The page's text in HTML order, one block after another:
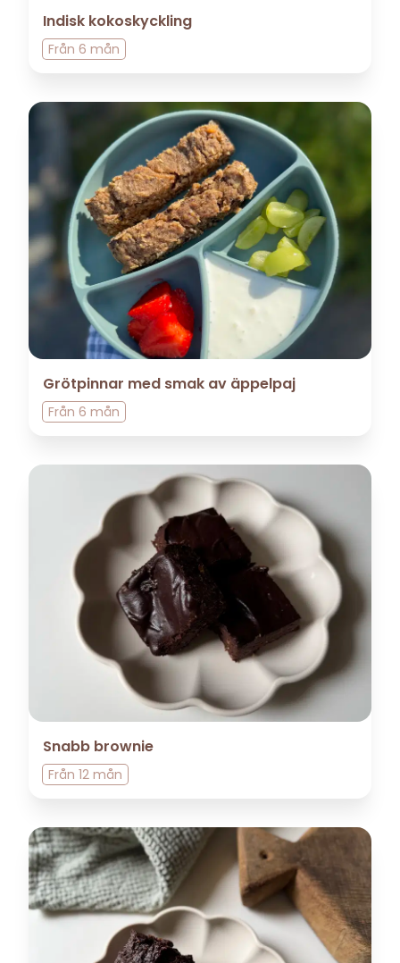
Indisk kokoskyckling
Från 6 mån
Grötpinnar med smak av äppelpaj
Från 6 mån
Snabb brownie
Från 12 mån